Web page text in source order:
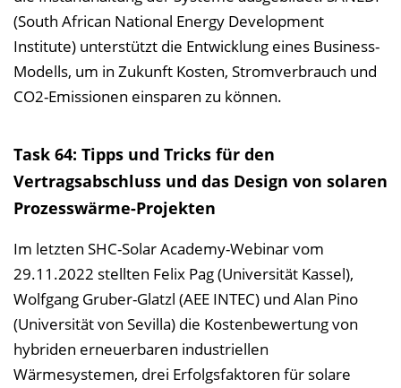
(South African National Energy Development
Institute) unterstützt die Entwicklung eines Business-
Modells, um in Zukunft Kosten, Stromverbrauch und
CO2-Emissionen einsparen zu können.
Task 64: Tipps und Tricks für den
Vertragsabschluss und das Design von solaren
Prozesswärme-Projekten
Im letzten SHC-Solar Academy-Webinar vom
29.11.2022 stellten Felix Pag (Universität Kassel),
Wolfgang Gruber-Glatzl (AEE INTEC) und Alan Pino
(Universität von Sevilla) die Kostenbewertung von
hybriden erneuerbaren industriellen
Wärmesystemen, drei Erfolgsfaktoren für solare